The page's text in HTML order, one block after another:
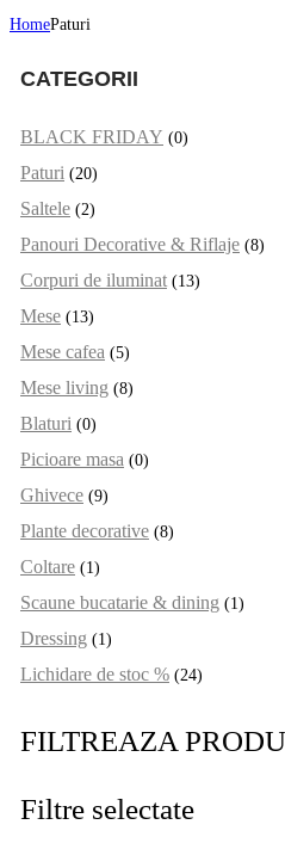
HomePaturi
CATEGORII
BLACK FRIDAY (0)
Paturi (20)
Saltele (2)
Panouri Decorative & Riflaje (8)
Corpuri de iluminat (13)
Mese (13)
Mese cafea (5)
Mese living (8)
Blaturi (0)
Picioare masa (0)
Ghivece (9)
Plante decorative (8)
Coltare (1)
Scaune bucatarie & dining (1)
Dressing (1)
Lichidare de stoc % (24)
FILTREAZA
Filtre selectate